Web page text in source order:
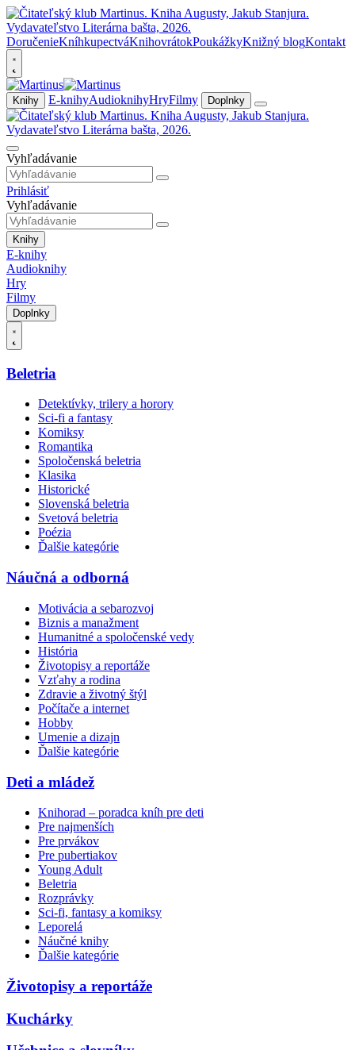
DoručenieKníhkupectváKnihovrátokPoukážkyKnižný blogKontakt
Knihy E-knihyAudioknihyHryFilmy Doplnky
Vyhľadávanie
Prihlásiť
Vyhľadávanie
Knihy
E-knihy
Audioknihy
Hry
Filmy
Doplnky
Beletria
Detektívky, trilery a horory
Sci-fi a fantasy
Komiksy
Romantika
Spoločenská beletria
Klasika
Historické
Slovenská beletria
Svetová beletria
Poézia
Ďalšie kategórie
Náučná a odborná
Motivácia a sebarozvoj
Biznis a manažment
Humanitné a spoločenské vedy
História
Životopisy a reportáže
Vzťahy a rodina
Zdravie a životný štýl
Počítače a internet
Hobby
Umenie a dizajn
Ďalšie kategórie
Deti a mládež
Knihorad – poradca kníh pre deti
Pre najmenších
Pre prvákov
Pre pubertiakov
Young Adult
Beletria
Rozprávky
Sci-fi, fantasy a komiksy
Leporelá
Náučné knihy
Ďalšie kategórie
Životopisy a reportáže
Kuchárky